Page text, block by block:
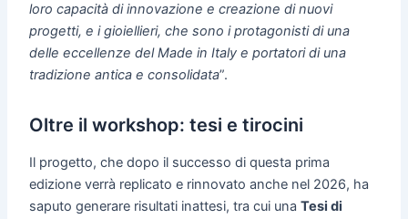
loro capacità di innovazione e creazione di nuovi
progetti, e i gioiellieri, che sono i protagonisti di una
delle eccellenze del Made in Italy e portatori di una
tradizione antica e consolidata”.
Oltre il workshop: tesi e tirocini
Il progetto, che dopo il successo di questa prima
edizione verrà replicato e rinnovato anche nel 2026, ha
saputo generare risultati inattesi, tra cui unaTesi di